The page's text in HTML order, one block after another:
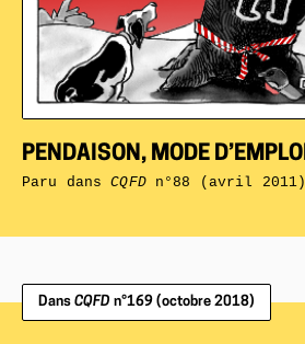
PENDAISON, MODE D’EMPLOI
Paru dansCQFDn°88 (avril 2011)
Dans CQFD n°169 (octobre 2018)